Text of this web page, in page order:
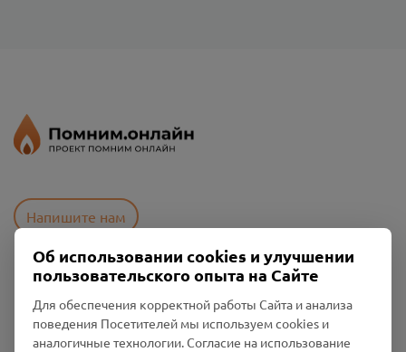
Напишите нам
Пользовательское соглашение
Политика конфиденциальности
Промо-материалы
Об использовании cookies и улучшении
пользовательского опыта на Сайте
Для обеспечения корректной работы Сайта и анализа
поведения Посетителей мы используем cookies и
аналогичные технологии. Согласие на использование